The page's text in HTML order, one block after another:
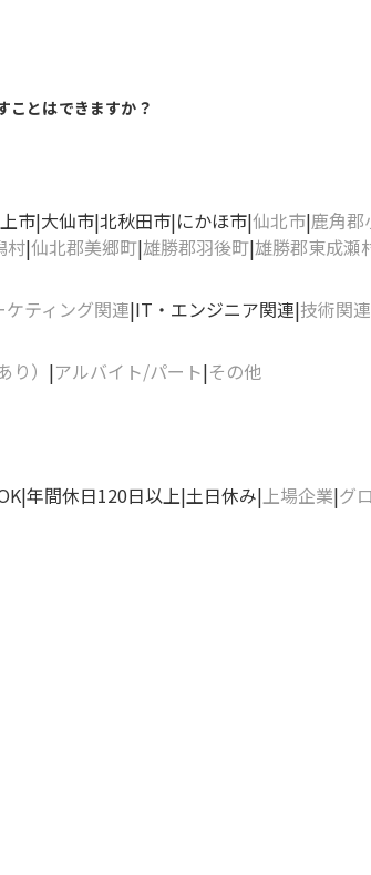
ことはできますか？
市 大仙市 北秋田市 にかほ市 仙北市 鹿角郡
村 仙北郡美郷町 雄勝郡羽後町 雄勝郡東成瀬
ティング関連 IT・エンジニア関連 技術関連
） アルバイト/パート その他
年間休日120日以上 土日休み 上場企業 グ